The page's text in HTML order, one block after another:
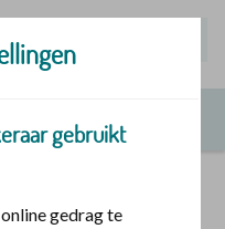
gebruikt
gedrag te